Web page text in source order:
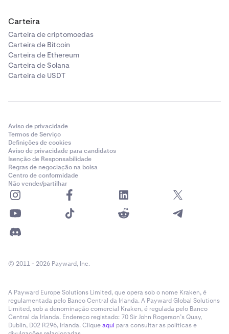
As transferências de crypto-asset são agregadas por:
Crypto-asset,
Direção da transferência (entrada ou saída), e
Categoria da transferência.
Transfer-in categories (exemplos):
Staking rewards
Transferências de outra exchange
Transfer-out categories (exemplos):
Transferências para outra exchange
Outras transferências de saída
Carteira
Carteira de criptomoedas
Carteira de Bitcoin
Carteira de Ethereum
Carteira de Solana
Carteira de USDT
Aviso de privacidade
Termos de Serviço
Definições de cookies
Aviso de privacidade para candidatos
Isenção de Responsabilidade
Regras de negociação na bolsa
Centro de conformidade
Não vender/partilhar
© 2011 - 2026 Payward, Inc.
A Payward Europe Solutions Limited, que opera sob o nome Kraken, é
regulamentada pelo Banco Central da Irlanda. A Payward Global Solutions
Limited, sob a denominação comercial Kraken, é regulada pelo Banco
Central da Irlanda. Endereço registado: 70 Sir John Rogerson’s Quay,
Dublin, D02 R296, Irlanda. Cliqueaqui para consultar as políticas e